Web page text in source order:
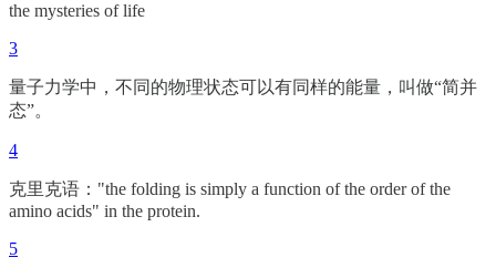
the mysteries of life
3
量子力学中，不同的物理状态可以有同样的能量，叫做“简并
态”。
4
克里克语："the folding is simply a function of the order of the
amino acids" in the protein.
5